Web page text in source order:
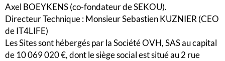
Axel BOEYKENS (co-fondateur de SEKOU).
Directeur Technique : Monsieur Sebastien KUZNIER (CEO
de IT4LIFE)
Les Sites sont hébergés par la Société OVH, SAS au capital
de 10 069 020 €, dont le siège social est situé au 2 rue